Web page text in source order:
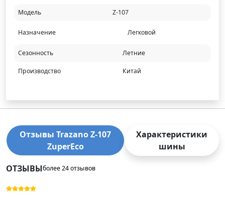
Модель
Z-107
Назначение Легковой
Сезонность Летние
Производство Китай
Отзывы Trazano Z-107
ZuperEco
Характеристики
шины
ОТЗЫВЫболее 24 отзывов